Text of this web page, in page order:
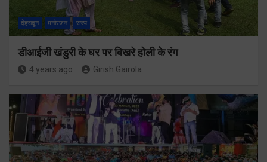
देहरादून मनोरंजन राज्य
डीआईजी खंडुरी के घर पर बिखरे होली के रंग
4 years ago Girish Gairola